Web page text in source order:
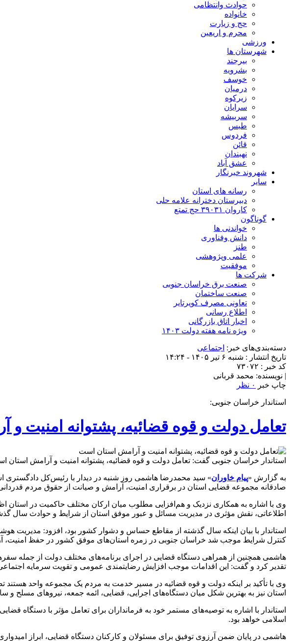
حوادث وانتظامی
خانواده
حج و زیارت
محرم و اریعین
ورزشی
شهرستان ها
بیرجند
بشرویه
خوسف
درمیان
زیرکوه
سرایان
سربیشه
طبس
فردوس
قائن
نهبندان
عشق آباد
شهروند خبرنگار
سایر
رسانه های استان
دبیرستان دخترانه علامه حلی
کاروان ۳۹۰۳۱ حج تمتع
گوناگون
خواندنی ها
دانش وفناوری
طنز
علمی وپژوهشی
موفقیت
شرکت ها
صنعت برق خراسان جنوبی
صنعت ساختمان
تعاونی مصرف کویرتایر
اطلاع رسانی
اخبار اتاق بازرگانی
ویژه نامه هفته دولت ۱۴۰۳
دسته‌بندی‌های خبر: اجتماعی
تاریخ انتشار : شنبه ۶ تیر ۱۴۰۵ - ۱۴:۲۴
کد خبر : ۷۳۰۷۲
| نویسنده: محمد قربانی
چاپ خبر
۰ نظر
استاندار خراسان جنوبی:
تعامل دولت و قوه قضائیه، پشتوانه امنیت
استاندار خراسان جنوبی گفت: تعامل دولت و قوه قضائیه، پشتوانه امنیت و آرامش استان
به گزارش «پیام خاوران» سید محمدرضا هاشمی روز شنبه در دیدار با رئیس‌کل دادگستری
صادقانه مجموعه قضایی استان در برقراری امنیت، آرامش و صیانت از حقوق مردم
وی با اشاره به همکاری نزدیک و هم‌افزایی مطلوب میان ارکان مختلف حاکمیت در استان
اطلاعاتی، نقش مؤثری در مدیریت مسائل و عبور موفق استان از شرایط و حوادث سال
استاندار با بیان اینکه سال گذشته از مقاطع حساس و دشوار کشور بود، افزود: مدیریت
کنترل شرایط موجب شد خراسان جنوبی در زمره استان‌های موفق کشور در حفظ امنیت،
هاشمی همچنین از همراهی دستگاه قضایی در اجرای برنامه‌های مختلف دولت از جمله
تقدیر کرد و گفت: این اقدامات موجب افزایش رضایتمندی عمومی و تقویت سرمایه
وی با تأکید بر اینکه دولت و قوه قضائیه در مسیر خدمت به مردم یک مجموعه واحد
استان نیز به بهترین شکل میان دستگاه‌های اجرایی، قضایی، ائمه جمعه، نیروهای مسلح و
استاندار با اشاره به توصیه‌های مستمر خود به فرمانداران برای تعامل مؤثر با
اسلامی خواهد بود.
هاشمی در پایان ضمن آرزوی توفیق برای مسئولان و کارکنان دستگاه قضایی، ابراز